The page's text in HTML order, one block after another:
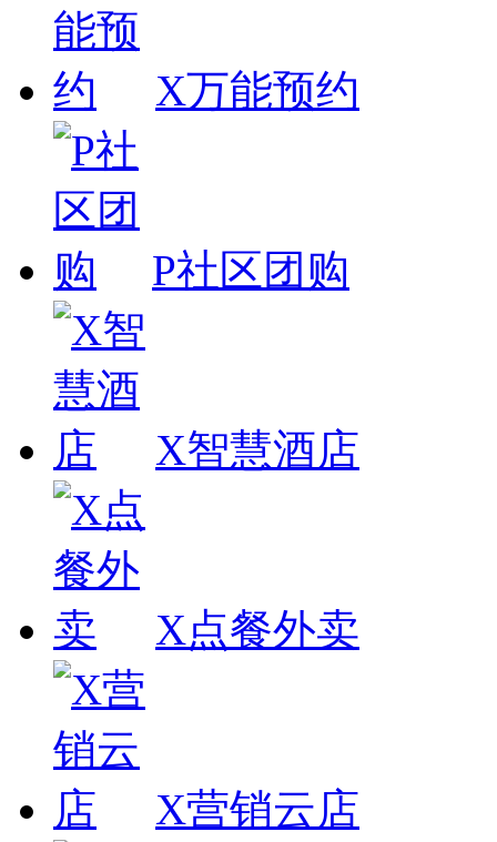
X万能预约
P社区团购
X智慧酒店
X点餐外卖
X营销云店